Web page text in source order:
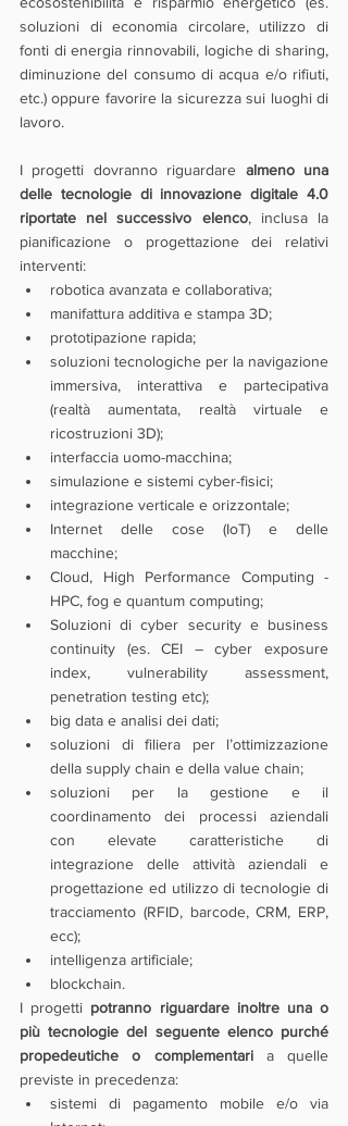
soluzioni di economia circolare, utilizzo di
fonti di energia rinnovabili, logiche di sharing,
diminuzione del consumo di acqua e/o rifiuti,
etc.) oppure favorire la sicurezza sui luoghi di
lavoro.
I progetti dovranno riguardare almeno una
delle tecnologie di innovazione digitale 4.0
riportate nel successivo elenco, inclusa la
pianificazione o progettazione dei relativi
interventi:
robotica avanzata e collaborativa;
manifattura additiva e stampa 3D;
prototipazione rapida;
soluzioni tecnologiche per la navigazione
immersiva, interattiva e partecipativa
(realtà aumentata, realtà virtuale e
ricostruzioni 3D);
interfaccia uomo-macchina;
simulazione e sistemi cyber-fisici;
integrazione verticale e orizzontale;
Internet delle cose (IoT) e delle
macchine;
Cloud, High Performance Computing -
HPC, fog e quantum computing;
Soluzioni di cyber security e business
continuity (es. CEI – cyber exposure
index, vulnerability assessment,
penetration testing etc);
big data e analisi dei dati;
soluzioni di filiera per l’ottimizzazione
della supply chain e della value chain;
soluzioni per la gestione e il
coordinamento dei processi aziendali
con elevate caratteristiche di
integrazione delle attività aziendali e
progettazione ed utilizzo di tecnologie di
tracciamento (RFID, barcode, CRM, ERP,
ecc);
intelligenza artificiale;
blockchain.
I progetti potranno riguardare inoltre una o
più tecnologie del seguente elenco purché
propedeutiche o complementari a quelle
previste in precedenza:
sistemi di pagamento mobile e/o via